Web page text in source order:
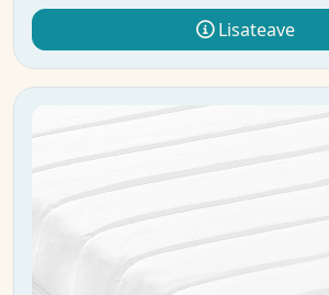
Lisateave